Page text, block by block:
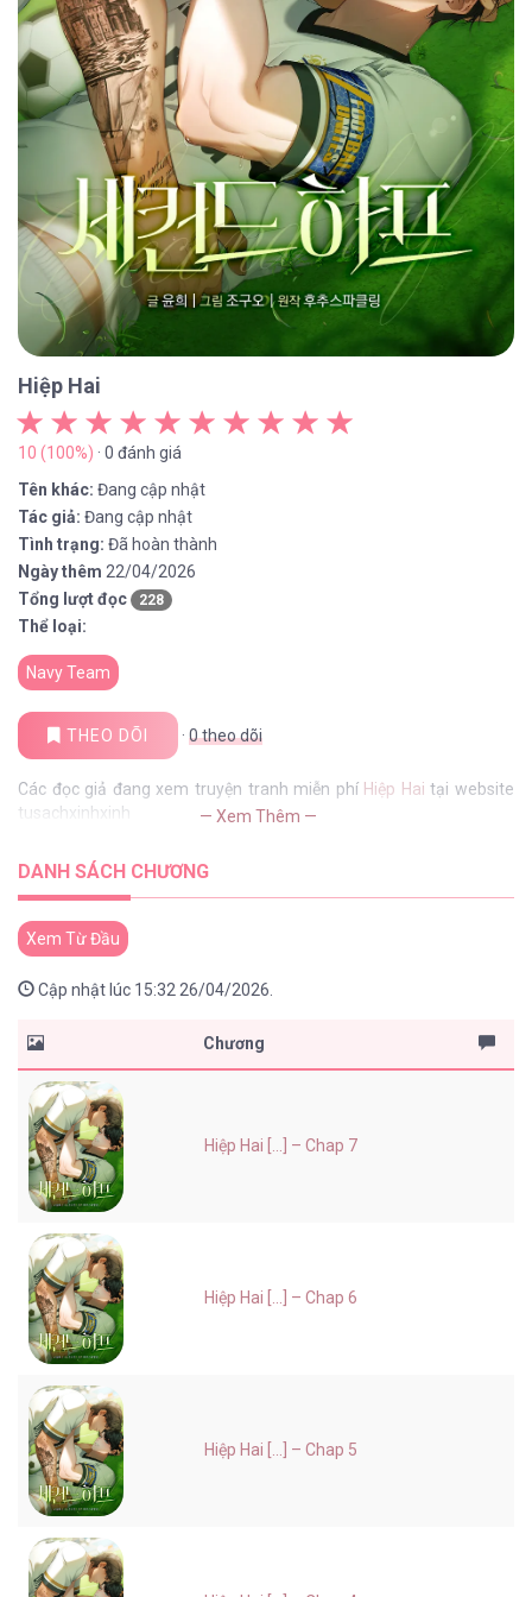
Hiệp Hai
10 (100%) · 0 đánh giá
Tên khác: Đang cập nhật
Tác giả: Đang cập nhật
Tình trạng: Đã hoàn thành
Ngày thêm 22/04/2026
Tổng lượt đọc
228
Thể loại:
Navy Team
THEO DÕI · 0theo dõi
Các đọc giả đang xem truyện tranh miễn phí Hiệp Hai tại website
tusachxinhxinh
— Xem Thêm —
DANH SÁCH CHƯƠNG
Xem Từ Đầu
Cập nhật lúc 15:32 26/04/2026.
Chương
Hiệp Hai [...] – Chap 7
Hiệp Hai [...] – Chap 6
Hiệp Hai [...] – Chap 5